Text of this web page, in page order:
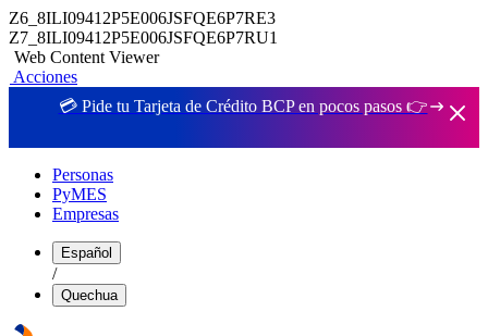
Z6_8ILI09412P5E006JSFQE6P7RE3
Z7_8ILI09412P5E006JSFQE6P7RU1
Web Content Viewer
Acciones
💳 Pide tu Tarjeta de Crédito BCP en pocos pasos 👉
Personas
PyMES
Empresas
Español
/
Quechua